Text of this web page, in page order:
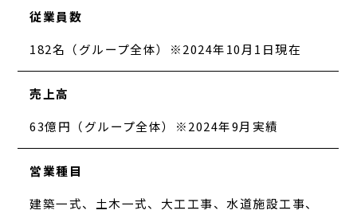
従業員数
182名（グループ全体）※2024年10月1日現在
売上高
63億円（グループ全体）※2024年9月実績
営業種目
建築一式、土木一式、大工工事、水道施設工事、